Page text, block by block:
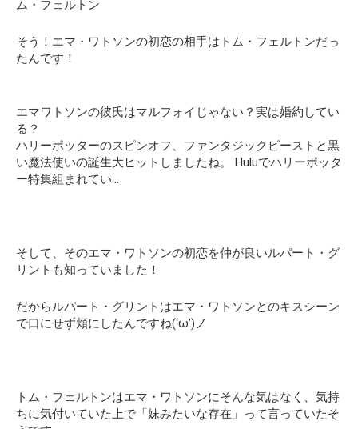
ム・フェルトン
そう！エマ・ワトソンの初恋の相手はトム・フェルトンだっ
たんです！
エマワトソンの彼氏はマルフォイじゃない？実は婚約してい
る？
ハリーポッターのスピンオフ、ファンタジックビーストと黒
い魔法使いの誕生大ヒットしましたね。 Huluでハリーポッタ
ー特集組まれてい…
そして、そのエマ・ワトソンの初恋を仲が良いルパート・グ
リントも知っていました！
だからルパート・グリントはエマ・ワトソンとのキスシーン
で口にせず頬にしたんですね(‘ω’)ノ
トム・フェルトンはエマ・ワトソンにそんな気はなく、気持
ちに気付いていた上で 「妹みたいな存在」
って言っていたそ